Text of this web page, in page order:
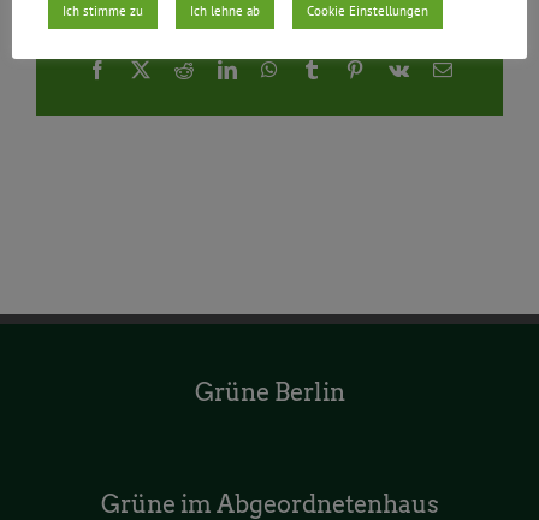
Teile den Beitrag
Facebook
X RedditLinkedInWhatsApp
TumblrPinterest
Vk
E-
Grüne Berlin
Grüne im Abgeordnetenhaus
Ich stimme zu Ich lehne ab Cookie Einstellungen